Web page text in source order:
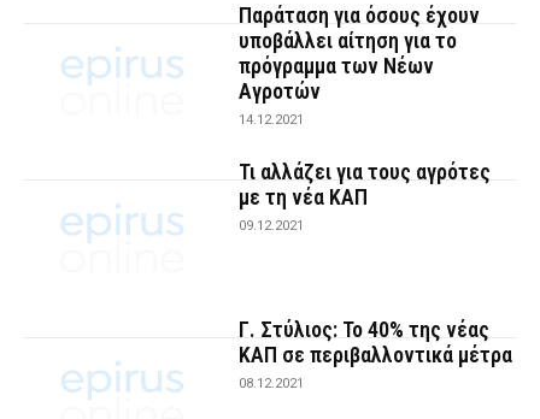
Παράταση για όσους έχουν
υποβάλλει αίτηση για το
πρόγραμμα των Νέων
Αγροτών
14.12.2021
Τι αλλάζει για τους αγρότες
με τη νέα ΚΑΠ
09.12.2021
Γ. Στύλιος: Το 40% της νέας
ΚΑΠ σε περιβαλλοντικά μέτρα
08.12.2021